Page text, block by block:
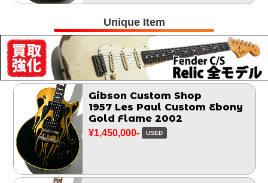
Unique Item
Gibson Custom Shop
1957 Les Paul Custom Ebony
Gold Flame 2002
¥1,450,000- USED